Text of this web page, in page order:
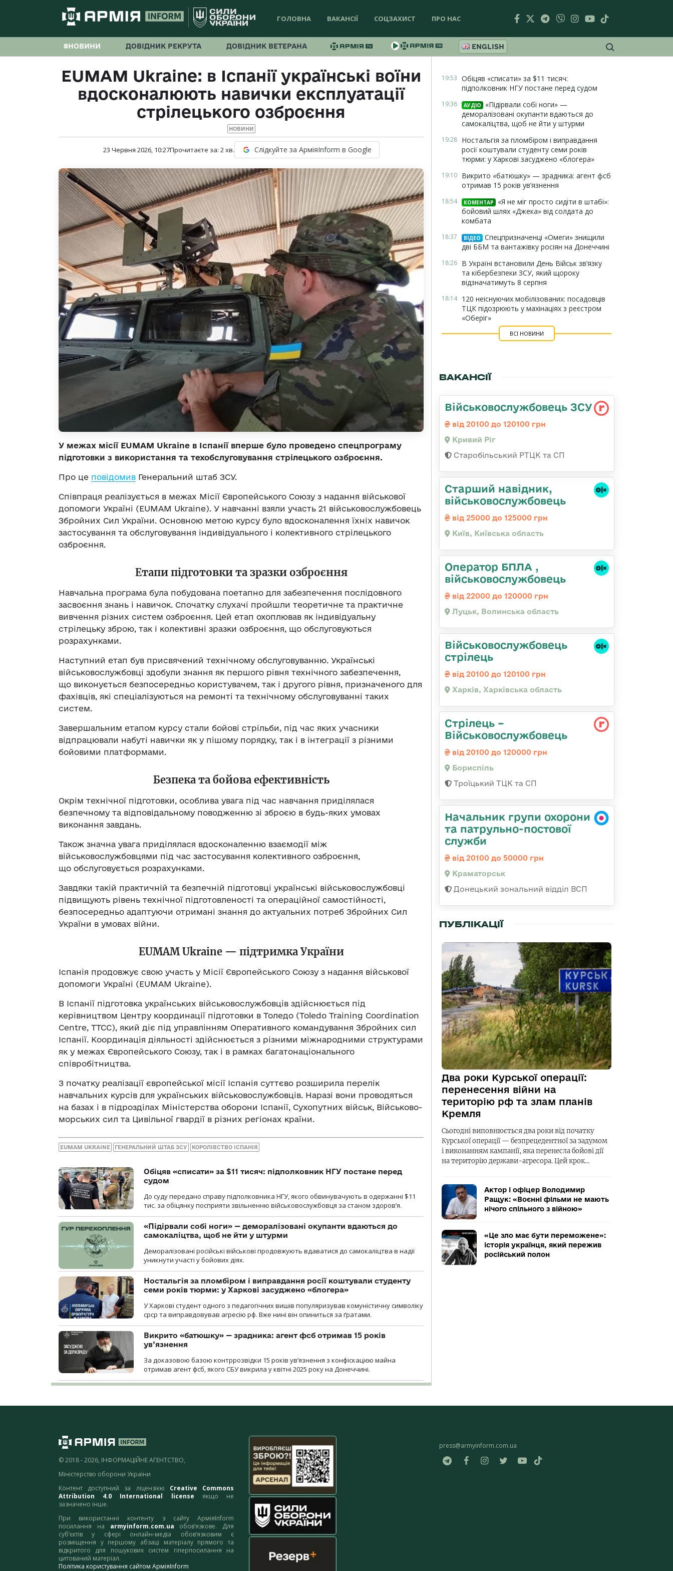
ГОЛОВНА ВАКАНСІЇ СОЦЗАХИСТ ПРО НАС
#НОВИНИ ДОВІДНИК РЕКРУТА ДОВІДНИК ВЕТЕРАНА ENGLISH
EUMAM Ukraine: в Іспанії українські воїни
вдосконалюють навички експлуатації
стрілецького озброєння
НОВИНИ
23 Червня 2026, 10:27Прочитаєте за: 2хв. Слідкуйте за АрміяInform в Google
У межах місії EUMAM Ukraine в Іспанії вперше було проведено спецпрограму
підготовки з використання та техобслуговування стрілецького озброєння.
Про це повідомив Генеральний штаб ЗСУ.
Співпраця реалізується в межах Місії Європейського Союзу з надання військової
допомоги Україні (EUMAM Ukraine). У навчанні взяли участь 21 військовослужбовець
Збройних Сил України. Основною метою курсу було вдосконалення їхніх навичок
застосування та обслуговування індивідуального і колективного стрілецького
озброєння.
Етапи підготовки та зразки озброєння
Навчальна програма була побудована поетапно для забезпечення послідовного
засвоєння знань і навичок. Спочатку слухачі пройшли теоретичне та практичне
вивчення різних систем озброєння. Цей етап охоплював як індивідуальну
стрілецьку зброю, так і колективні зразки озброєння, що обслуговуються
розрахунками.
Наступний етап був присвячений технічному обслуговуванню. Українські
військовослужбовці здобули знання як першого рівня технічного забезпечення,
що виконується безпосередньо користувачем, так і другого рівня, призначеного для
фахівців, які спеціалізуються на ремонті та технічному обслуговуванні таких
систем.
Завершальним етапом курсу стали бойові стрільби, під час яких учасники
відпрацювали набуті навички як у пішому порядку, так і в інтеграції з різними
бойовими платформами.
Безпека та бойова ефективність
Окрім технічної підготовки, особлива увага під час навчання приділялася
безпечному та відповідальному поводженню зі зброєю в будь-яких умовах
виконання завдань.
Також значна увага приділялася вдосконаленню взаємодії між
військовослужбовцями під час застосування колективного озброєння,
що обслуговується розрахунками.
Завдяки такій практичній та безпечній підготовці українські військовослужбовці
підвищують рівень технічної підготовленості та операційної самостійності,
безпосередньо адаптуючи отримані знання до актуальних потреб Збройних Сил
України в умовах війни.
EUMAM Ukraine — підтримка України
Іспанія продовжує свою участь у Місії Європейського Союзу з надання військової
допомоги Україні (EUMAM Ukraine).
В Іспанії підготовка українських військовослужбовців здійснюється під
керівництвом Центру координації підготовки в Толедо (Toledo Training Coordination
Centre, TTCC), який діє під управлінням Оперативного командування Збройних сил
Іспанії. Координація діяльності здійснюється з різними міжнародними структурами
як у межах Європейського Союзу, так і в рамках багатонаціонального
співробітництва.
З початку реалізації європейської місії Іспанія суттєво розширила перелік
навчальних курсів для українських військовослужбовців. Наразі вони проводяться
на базах і в підрозділах Міністерства оборони Іспанії, Сухопутних військ, Військово-
морських сил та Цивільної гвардії в різних регіонах країни.
EUMAM UKRAINE ГЕНЕРАЛЬНИЙ ШТАБ ЗСУ КОРОЛІВСТВО ІСПАНІЯ
Обіцяв «списати» за $11 тисяч: підполковник НГУ постане перед
судом
До суду передано справу підполковника НГУ, якого обвинувачують в одержанні $11
тис. за обіцянку посприяти звільненню військовослужбовця за станом здоров’я.
«Підірвали собі ноги» — деморалізовані окупанти вдаються до
самокаліцтва, щоб не йти у штурми
Деморалізовані російські військові продовжують вдаватися до самокаліцтва в надії
уникнути участі у бойових діях.
Ностальгія за пломбіром і виправдання росії коштували студенту
семи років тюрми: у Харкові засуджено «блогера»
У Харкові студент одного з педагогічних вишів популяризував комуністичну символіку
срср та виправдовував агресію рф. Вже нині він опиниться за ґратами.
Викрито «батюшку» — зрадника: агент фсб отримав 15 років
ув’язнення
За доказовою базою контррозвідки 15 років увʼязнення з конфіскацією майна
отримав агент фсб, якого СБУ викрила у квітні 2025 року на Донеччині.
19:53 Обіцяв «списати» за $11 тисяч:
підполковник НГУ постане перед судом
19:36 АУДІО
«Підірвали собі ноги» —
деморалізовані окупанти вдаються до
самокаліцтва, щоб не йти у штурми
19:28 Ностальгія за пломбіром і виправдання
росії коштували студенту семи років
тюрми: у Харкові засуджено «блогера»
19:10 Викрито «батюшку» — зрадника: агент фсб
отримав 15 років ув’язнення
18:54 КОМЕНТАР
«Я не міг просто сидіти в штабі»:
бойовий шлях «Джека» від солдата до
комбата
18:37 ВІДЕО
Спецпризначенці «Омеги» знищили
дві ББМ та вантажівку росіян на Донеччині
18:26 В Україні встановили День Військ зв’язку
та кібербезпеки ЗСУ, який щороку
відзначатимуть 8 серпня
18:14 120 неіснуючих мобілізованих: посадовців
ТЦК підозрюють у махінаціях з реєстром
«Оберіг»
ВСІ НОВИНИ
ВАКАНСІЇ
Військовослужбовець ЗСУ
від 20100 до 120100 грн
Кривий Ріг
Старобільський РТЦК та СП
Стаpший навідник,
військовослужбовець
від 25000 до 125000 грн
Київ, Київська область
Оператор БПЛА ,
військовослужбовець
від 22000 до 120000 грн
Луцьк, Волинська область
Військовослужбовець
стрілець
від 20100 до 120100 грн
Харків, Харківська область
Стрілець –
Військовослужбовець
від 20100 до 120000 грн
Бориспіль
Троїцький ТЦК та СП
Начальник групи охорони
та патрульно-постової
служби
від 20100 до 50000 грн
Краматорськ
Донецький зональний відділ ВСП
ПУБЛІКАЦІЇ
Два роки Курської операції:
перенесення війни на
територію рф та злам планів
Кремля
Сьогодні виповнюється два роки від початку
Курської операції — безпрецедентної за задумом
і виконанням кампанії, яка перенесла бойові дії
на територію держави-агресора. Цей крок…
Актор і офіцер Володимир
Ращук: «Воєнні фільми не мають
нічого спільного з війною»
«Це зло має бути переможене»:
історія українця, який пережив
російський полон
© 2018 - 2026, ІНФОРМАЦІЙНЕ АГЕНТСТВО,
Міністерство оборони України
Контент доступний за ліцензією Creative Commons
Attribution 4.0 International license якщо не
зазначено інше.
При використанні контенту з сайту АрміяInform
посилання на armyinform.com.ua обов’язкове. Для
суб’єктів у сфері онлайн-медіа обов’язковим є
розміщення у першому абзаці матеріалу прямого та
відкритого для пошукових систем гіперпосилання на
цитований матеріал.
Політика користування сайтом АрміяInform
press@armyinform.com.ua